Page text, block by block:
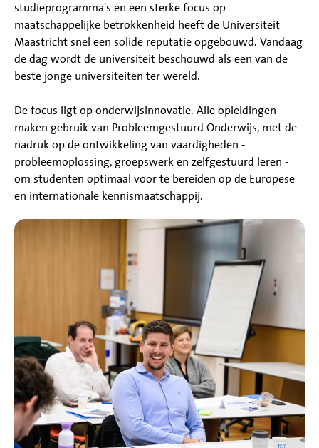
studieprogramma's en een sterke focus op
maatschappelijke betrokkenheid heeft de Universiteit
Maastricht snel een solide reputatie opgebouwd. Vandaag
de dag wordt de universiteit beschouwd als een van de
beste jonge universiteiten ter wereld.
De focus ligt op onderwijsinnovatie. Alle opleidingen
maken gebruik van Probleemgestuurd Onderwijs, met de
nadruk op de ontwikkeling van vaardigheden -
probleemoplossing, groepswerk en zelfgestuurd leren -
om studenten optimaal voor te bereiden op de Europese
en internationale kennismaatschappij.